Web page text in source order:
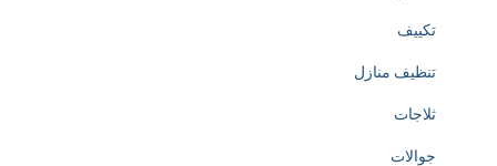
تكييف
تنظيف منازل
ثلاجات
جوالات